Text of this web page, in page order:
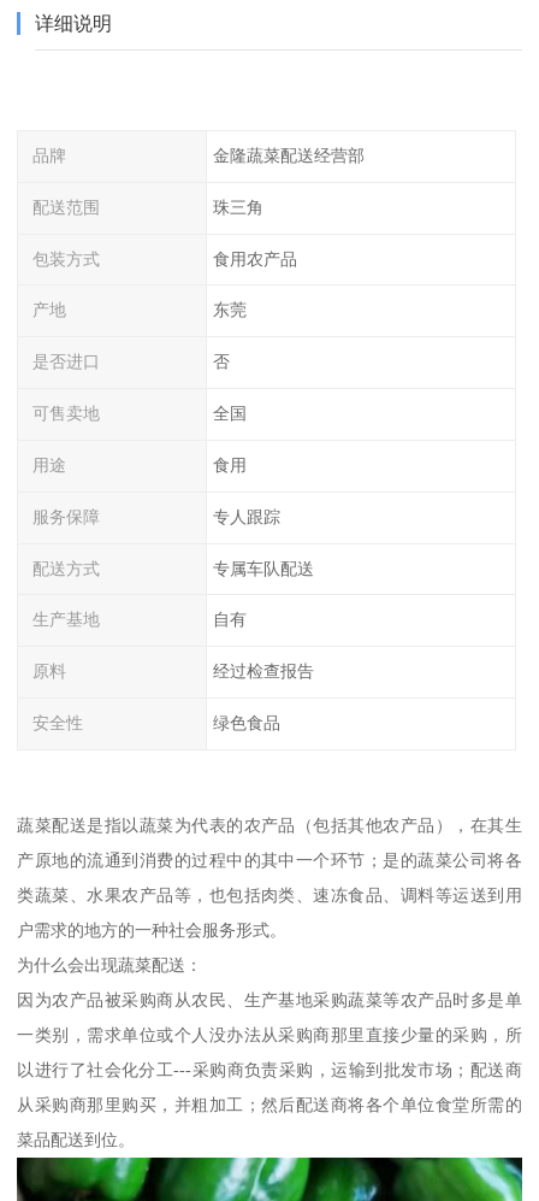
详细说明
品牌 金隆蔬菜配送经营部
配送范围 珠三角
包装方式 食用农产品
产地 东莞
是否进口 否
可售卖地 全国
用途 食用
服务保障 专人跟踪
配送方式 专属车队配送
生产基地 自有
原料 经过检查报告
安全性 绿色食品
蔬菜配送是指以蔬菜为代表的农产品（包括其他农产品），在其生
产原地的流通到消费的过程中的其中一个环节；是的蔬菜公司将各
类蔬菜、水果农产品等，也包括肉类、速冻食品、调料等运送到用
户需求的地方的一种社会服务形式。
为什么会出现蔬菜配送：
因为农产品被采购商从农民、生产基地采购蔬菜等农产品时多是单
一类别，需求单位或个人没办法从采购商那里直接少量的采购，所
以进行了社会化分工---采购商负责采购，运输到批发市场；配送商
从采购商那里购买，并粗加工；然后配送商将各个单位食堂所需的
菜品配送到位。